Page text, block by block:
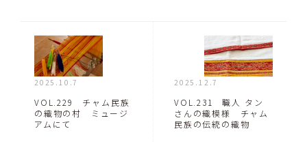
2025.10.7
VOL.229 チャム民族
の織物の村 ミュージ
アムにて
2025.12.7
VOL.231 職人 タン
さんの織模様 チャム
民族の伝統の織物